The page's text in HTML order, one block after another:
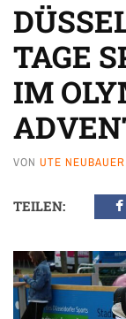
TAGE
M
VON UTE NEUBAUER
TEILEN: